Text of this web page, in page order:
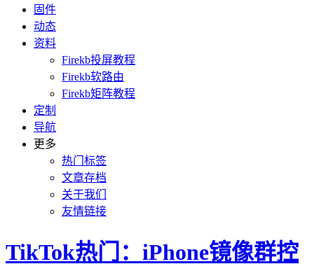
固件
动态
资料
Firekb投屏教程
Firekb软路由
Firekb矩阵教程
定制
导航
更多
热门标签
文章存档
关于我们
友情链接
TikTok热门：iPhone镜像群控